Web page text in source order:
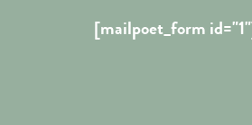
[mailpoet_form